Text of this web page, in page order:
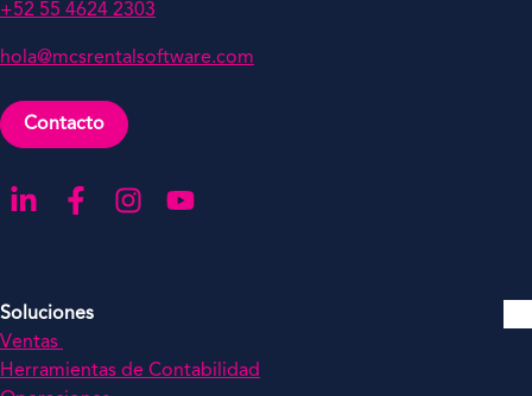
+52 55 4624 2303
hola@mcsrentalsoftware.com
Contacto
Ir a LinkedInIr a Facebook
Ir a nuestro Instagram
Ir a nuestro YouTube
Soluciones
Ventas
Herramientas de Contabilidad